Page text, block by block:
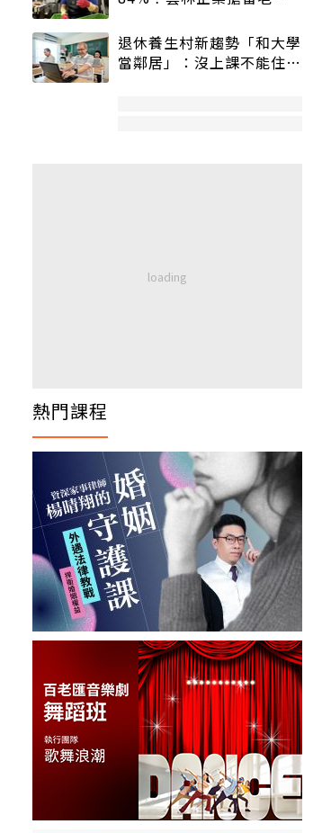
退休養生村新趨勢「和大學
當鄰居」：沒上課不能住、
熱門課程